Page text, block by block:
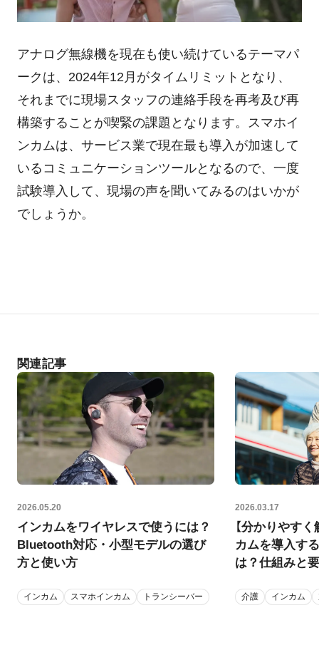
アナログ無線機を現在も使い続けているテーマパ
ークは、2024年12月がタイムリミットとなり、
それまでに現場スタッフの連絡手段を再考及び再
構築することが喫緊の課題となります。スマホイ
ンカムは、サービス業で現在最も導入が加速して
いるコミュニケーションツールとなるので、一度
試験導入して、現場の声を聞いてみるのはいかが
でしょうか。
関連記事
2026.05.20
インカムをワイヤレスで使うには？
Bluetooth対応・小型モデルの選び
方と使い方
インカム スマホインカム トランシーバー
2026.03.17
【分かりやす
カムを導入す
は？仕組みと
介護 インカム